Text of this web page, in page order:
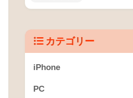
カテゴリー
iPhone
PC